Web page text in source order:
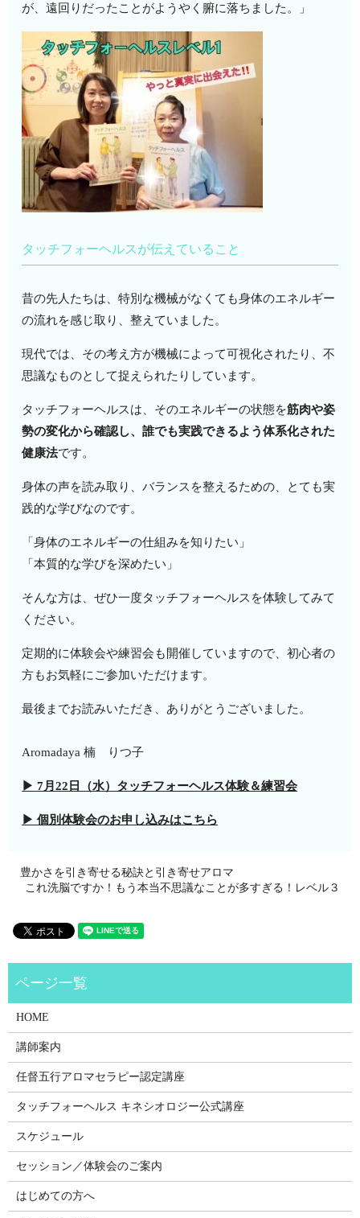
が、遠回りだったことがようやく腑に落ちました。」
タッチフォーヘルスが伝えていること
昔の先人たちは、特別な機械がなくても身体のエネルギー
の流れを感じ取り、整えていました。
現代では、その考え方が機械によって可視化されたり、不
思議なものとして捉えられたりしています。
タッチフォーヘルスは、そのエネルギーの状態を筋肉や姿
勢の変化から確認し、誰でも実践できるよう体系化された
健康法です。
身体の声を読み取り、バランスを整えるための、とても実
践的な学びなのです。
「身体のエネルギーの仕組みを知りたい」
「本質的な学びを深めたい」
そんな方は、ぜひ一度タッチフォーヘルスを体験してみて
ください。
定期的に体験会や練習会も開催していますので、初心者の
方もお気軽にご参加いただけます。
最後までお読みいただき、ありがとうございました。
Aromadaya 楠 りつ子
▶ 7月22日（水）タッチフォーヘルス体験＆練習会
▶ 個別体験会のお申し込みはこちら
豊かさを引き寄せる秘訣と引き寄せアロマ
これ洗脳ですか！もう本当不思議なことが多すぎる！レベル３
HOME
講師案内
任督五行アロマセラピー認定講座
タッチフォーヘルス キネシオロジー公式講座
スケジュール
セッション／体験会のご案内
はじめての方へ